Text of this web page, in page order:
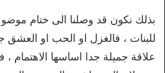
بذلك نكون قد وصلنا الى ختام
للبنات ، فالغزل او الحب او
علاقة جميلة جدا اساسها الاهتمام ،